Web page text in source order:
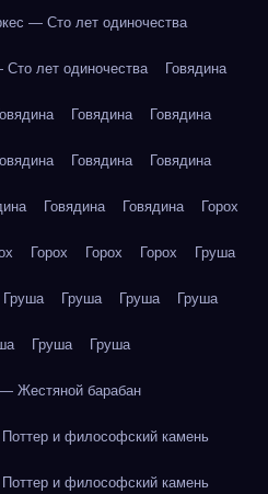
— Сто лет одиночества
лет одиночества Говядина
Говядина Говядина
Говядина Говядина
Говядина Говядина Горох
Горох Горох Горох Груша
Груша Груша Груша Груша
Груша Груша
Жестяной барабан
и философский камень
и философский камень